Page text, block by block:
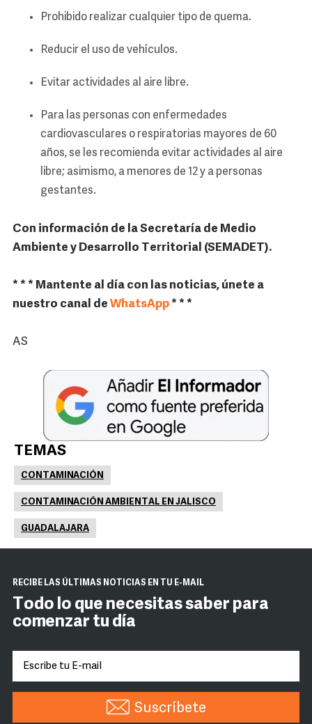
Prohibido realizar cualquier tipo de quema.
Reducir el uso de vehículos.
Evitar actividades al aire libre.
Para las personas con enfermedades
cardiovasculares o respiratorias mayores de 60
años, se les recomienda evitar actividades al aire
libre; asimismo, a menores de 12 y a personas
gestantes.
Con información de la Secretaría de Medio
Ambiente y Desarrollo Territorial (SEMADET).
* * * Mantente al día con las noticias, únete a
nuestro canal de WhatsApp* * *
AS
TEMAS
CONTAMINACIÓN
CONTAMINACIÓN AMBIENTAL EN JALISCO
GUADALAJARA
RECIBE LAS ÚLTIMAS NOTICIAS EN TU E-MAIL
Todo lo que necesitas saber para
comenzar tu día
Suscríbete